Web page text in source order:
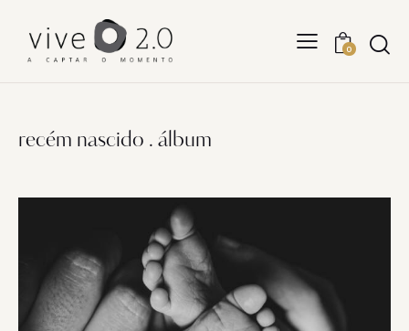
0
recém nascido . álbum